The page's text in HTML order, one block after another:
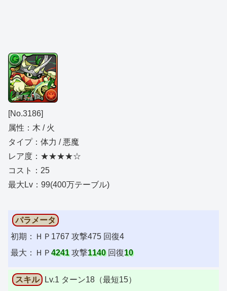
[No.3186]
属性：木 / 火
タイプ：体力 / 悪魔
レア度：★★★★☆
コスト：25
最大Lv：99(400万テーブル)
パラメータ
初期：ＨＰ1767 攻撃475 回復4
最大：ＨＰ 4241 攻撃1140回復10
スキル Lv.1 ターン18（最短15）